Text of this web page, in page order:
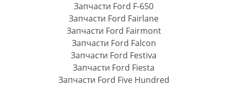
Запчасти Ford F-650
Запчасти Ford Fairlane
Запчасти Ford Fairmont
Запчасти Ford Falcon
Запчасти Ford Festiva
Запчасти Ford Fiesta
Запчасти Ford Five Hundred